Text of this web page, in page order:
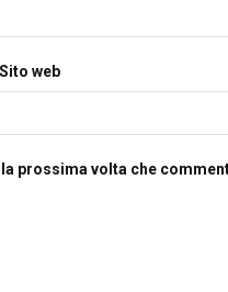
Sito web
prossima volta che